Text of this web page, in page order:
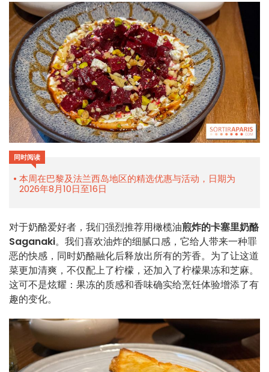
同时阅读
本周在巴黎及法兰西岛地区的精选优惠与活动，日期为
2026年8月10日至16日
对于奶酪爱好者，我们强烈推荐用橄榄油煎炸的卡塞里奶酪
Saganaki。我们喜欢油炸的细腻口感，它给人带来一种罪
恶的快感，同时奶酪融化后释放出所有的芳香。为了让这道
菜更加清爽，不仅配上了柠檬，还加入了柠檬果冻和芝麻。
这可不是炫耀：果冻的质感和香味确实给烹饪体验增添了有
趣的变化。